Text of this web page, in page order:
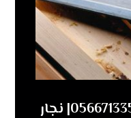
نجار في راس الخيمة |0566713352| نجار